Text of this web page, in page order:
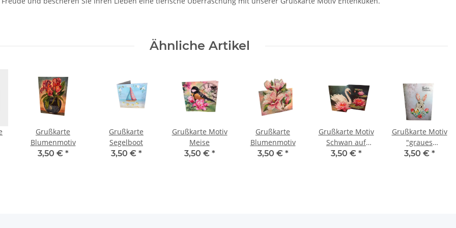
Ähnliche Artikel
Grußkarte
Blumenmotiv
3,50 € *
Grußkarte
Segelboot
3,50 € *
Grußkarte Motiv
Meise
3,50 € *
Grußkarte
Blumenmotiv
3,50 € *
Grußkarte Motiv
Schwan auf
Seerosenteich
3,50 € *
Grußkarte Motiv
"graues
Kaninchen mit
3,50 € *